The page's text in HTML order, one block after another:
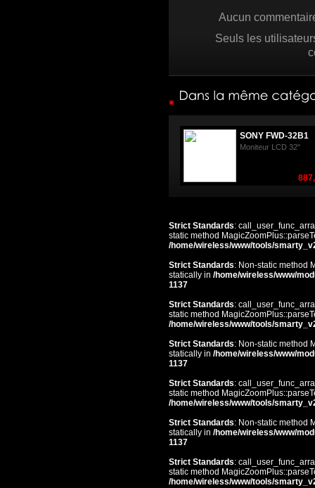
Aucun
Seuls les
SONY FWD-32B1
Moniteur LCD 32"
Strict Standards:
static method
/home/wireless/www/tools/
Strict Standards: Non-static method
statically in /home/wireless/www/
1137
Strict Standards:
static method
/home/wireless/www/tools/
Strict Standards: Non-static method
statically in /home/wireless/www/
1137
Strict Standards:
static method
/home/wireless/www/tools/
Strict Standards: Non-static method
statically in /home/wireless/www/
1137
Strict Standards:
static method
/home/wireless/www/tools/